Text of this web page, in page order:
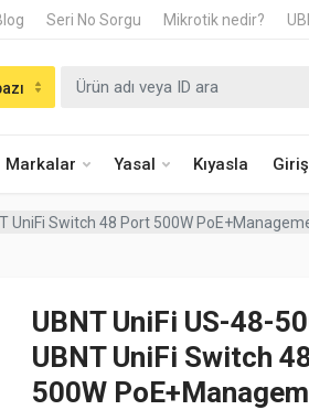
Seri No Sorgu Mikrotik nedir?
Markalar Yasal Kıyasla
UniFi Switch 48 Port 500W
UBNT UniFi US-48-
UBNT UniFi Switch
500W